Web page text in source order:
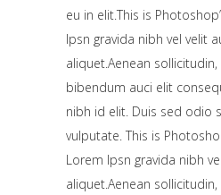
eu in elit.This is
Ipsn gravida nibh vel velit
aliquet.Aenean
bibendum auci elit
nibh id elit. Duis sed odio
vulputate. This is
Lorem Ipsn gravida nibh
aliquet.Aenean